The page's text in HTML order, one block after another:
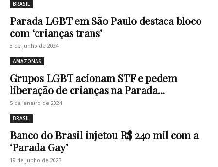
BRASIL
Parada LGBT em São Paulo destaca bloco
com ‘crianças trans’
3 de junho de 2024
AMAZONAS
Grupos LGBT acionam STF e pedem
liberação de crianças na Parada...
5 de janeiro de 2024
BRASIL
Banco do Brasil injetou R$ 240 mil com a
‘Parada Gay’
19 de junho de 2023